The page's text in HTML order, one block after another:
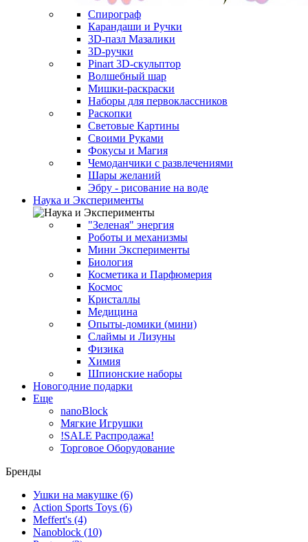
Спирограф
Карандаши и Ручки
3D-пазл Мазалики
3D-ручки
Pinart 3D-скульптор
Волшебный шар
Мишки-раскраски
Наборы для первоклассников
Раскопки
Световые Картины
Своими Руками
Фокусы и Магия
Чемоданчики с развлечениями
Шары желаний
Эбру - рисование на воде
Наука и Эксперименты
"Зеленая" энергия
Роботы и механизмы
Мини Эксперименты
Биология
Косметика и Парфюмерия
Космос
Кристаллы
Медицина
Опыты-домики (мини)
Слаймы и Лизуны
Физика
Химия
Шпионские наборы
Новогодние подарки
Еще
nanoBlock
Мягкие Игрушки
!SALE Распродажа!
Торговое Оборудование
Бренды
Ушки на макушке (6)
Action Sports Toys (6)
Meffert's (4)
Nanoblock (10)